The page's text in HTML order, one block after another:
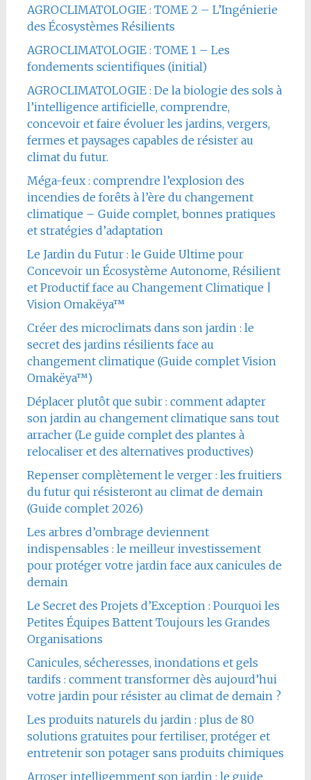
AGROCLIMATOLOGIE : TOME 2 – L’Ingénierie
des Écosystèmes Résilients
AGROCLIMATOLOGIE : TOME 1 – Les
fondements scientifiques (initial)
AGROCLIMATOLOGIE : De la biologie des sols à
l’intelligence artificielle, comprendre,
concevoir et faire évoluer les jardins, vergers,
fermes et paysages capables de résister au
climat du futur.
Méga-feux : comprendre l’explosion des
incendies de forêts à l’ère du changement
climatique – Guide complet, bonnes pratiques
et stratégies d’adaptation
Le Jardin du Futur : le Guide Ultime pour
Concevoir un Écosystème Autonome, Résilient
et Productif face au Changement Climatique |
Vision Omakëya™
Créer des microclimats dans son jardin : le
secret des jardins résilients face au
changement climatique (Guide complet Vision
Omakëya™)
Déplacer plutôt que subir : comment adapter
son jardin au changement climatique sans tout
arracher (Le guide complet des plantes à
relocaliser et des alternatives productives)
Repenser complètement le verger : les fruitiers
du futur qui résisteront au climat de demain
(Guide complet 2026)
Les arbres d’ombrage deviennent
indispensables : le meilleur investissement
pour protéger votre jardin face aux canicules de
demain
Le Secret des Projets d’Exception : Pourquoi les
Petites Équipes Battent Toujours les Grandes
Organisations
Canicules, sécheresses, inondations et gels
tardifs : comment transformer dès aujourd’hui
votre jardin pour résister au climat de demain ?
Les produits naturels du jardin : plus de 80
solutions gratuites pour fertiliser, protéger et
entretenir son potager sans produits chimiques
Arroser intelligemment son jardin : le guide